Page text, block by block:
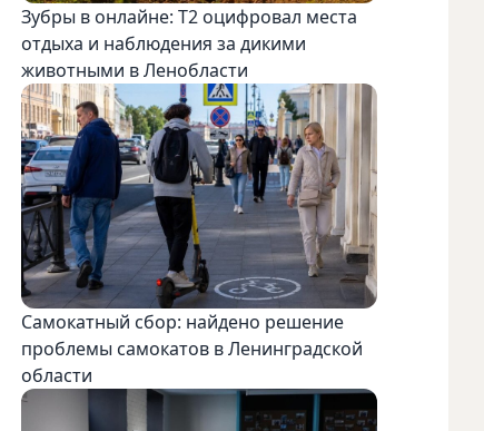
Зубры в онлайне: Т2 оцифровал места
отдыха и наблюдения за дикими
животными в Ленобласти
Самокатный сбор: найдено решение
проблемы самокатов в Ленинградской
области